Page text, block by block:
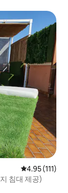
평점 4.95점(5
4.95 (111)
침대 제공)